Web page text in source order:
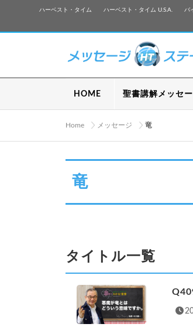
ハーベスト・タイム ハーベスト・タイム U.S.A. バ
HOME 聖書講解メッセ
Home メッセージ 竜
竜
タイトル一覧